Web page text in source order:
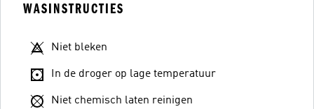
WASINSTRUCTIES
Niet bleken
In de droger op lage temperatuur
Niet chemisch laten reinigen